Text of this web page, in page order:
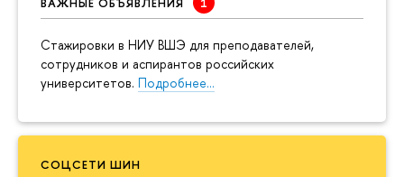
Cтажировки в НИУ ВШЭ для преподавателей,
сотрудников и аспирантов российских
университетов. Подробнее…
СОЦСЕТИ ШИН